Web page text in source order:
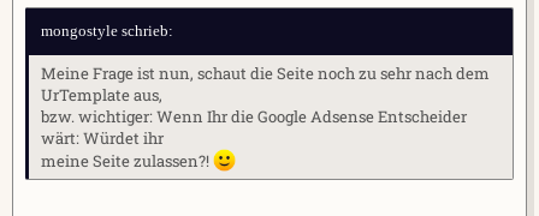
mongostyle schrieb:
Meine Frage ist nun, schaut die Seite noch zu sehr nach dem
UrTemplate aus,
bzw. wichtiger: Wenn Ihr die Google Adsense Entscheider
wärt: Würdet ihr
meine Seite zulassen?!